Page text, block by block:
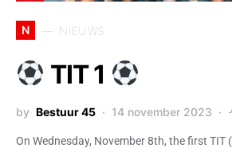
N NIEUWS
TIT 1
by Bestuur 45 14 november 2023
On Wednesday, November 8th, the first TIT